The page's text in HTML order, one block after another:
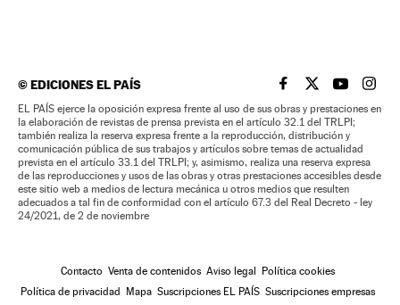
©EDICIONES EL PAÍS EL PAÍS BRASIL EN
EL PAÍSEL PAÍS
EL
EL PAÍS ejerce la oposición expresa frente al uso de sus obras y prestaciones en
la elaboración de revistas de prensa prevista en el artículo 32.1 del TRLPI;
también realiza la reserva expresa frente a la reproducción, distribución y
comunicación pública de sus trabajos y artículos sobre temas de actualidad
prevista en el artículo 33.1 del TRLPI; y, asimismo, realiza una reserva expresa
de las reproducciones y usos de las obras y otras prestaciones accesibles desde
este sitio web a medios de lectura mecánica u otros medios que resulten
adecuados a tal fin de conformidad con el artículo 67.3 del Real Decreto - ley
24/2021, de 2 de noviembre
Contacto Venta de contenidos Aviso legal
Política cookies
Política de privacidad
Mapa Suscripciones EL PAÍS Suscripciones empresas